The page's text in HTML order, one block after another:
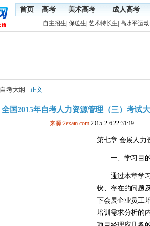
首页 高考 美术高考 成人高考
自主招生 保送生 艺术特长生 高水平运
自考大纲 - 正文
全国2015年自考人力资源管理（三）考试
来源:2exam.com 2015-2-6 22:31:19
第七章 会展人力
一、学习目的
通过本章学习
状、存在的问题
下会展企业员工
培训需求分析的